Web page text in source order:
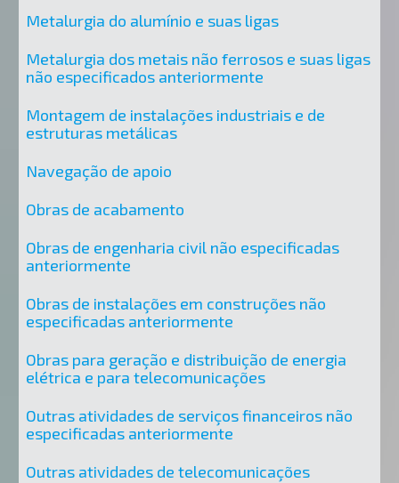
Metalurgia do alumínio e suas ligas
Metalurgia dos metais não ferrosos e suas ligas
não especificados anteriormente
Montagem de instalações industriais e de
estruturas metálicas
Navegação de apoio
Obras de acabamento
Obras de engenharia civil não especificadas
anteriormente
Obras de instalações em construções não
especificadas anteriormente
Obras para geração e distribuição de energia
elétrica e para telecomunicações
Outras atividades de serviços financeiros não
especificadas anteriormente
Outras atividades de telecomunicações